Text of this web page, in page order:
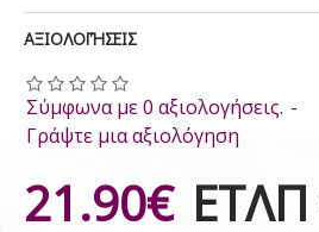
ΑΞΙΟΛΟΓΉΣΕΙΣ
Σύμφωνα με 0 αξιολογήσεις. -
Γράψτε μια αξιολόγηση
ΕΤΛΠ
21.90€